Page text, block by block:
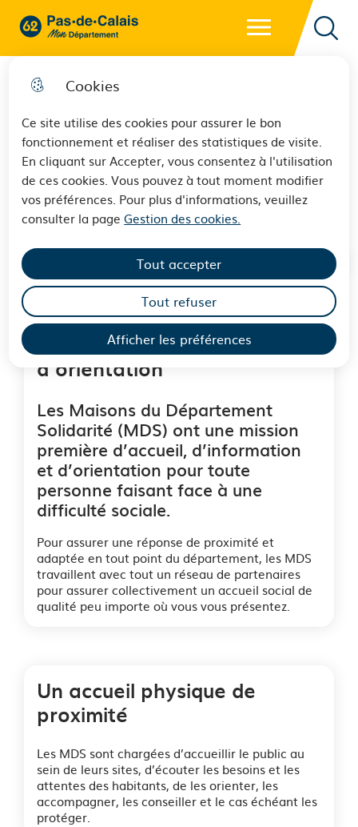
Cookies
Ce site utilise des cookies pour assurer le bon
fonctionnement et réaliser des statistiques de visite.
En cliquant sur Accepter, vous consentez à l'utilisation
de ces cookies. Vous pouvez à tout moment modifier
vos préférences. Pour plus d'informations, veuillez
consulter la pageGestion des cookies.
Afficher les préférences
Tout accepter
Tout refuser
62 - Pas-de-Calais Mon Département - Retour à l'accueil
Les Maisons du Département
Solidarité (MDS) - Annuaire
Accueil, information et
d’orientation
Les Maisons du Département
Solidarité (MDS) ont une mission
première d’accueil, d’information
et d’orientation pour toute
personne faisant face à une
difficulté sociale.
Pour assurer une réponse de proximité et
adaptée en tout point du département, les MDS
travaillent avec tout un réseau de partenaires
pour assurer collectivement un accueil social de
qualité peu importe où vous vous présentez.
Un accueil physique de
proximité
Les MDS sont chargées d’accueillir le public au
sein de leurs sites, d’écouter les besoins et les
attentes des habitants, de les orienter, les
accompagner, les conseiller et le cas échéant les
protéger.